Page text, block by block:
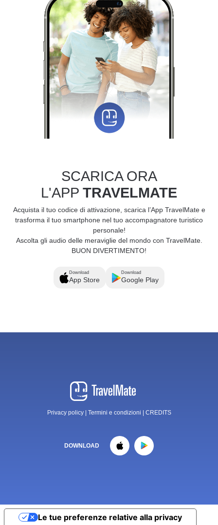
SCARICA ORA
L'APP TRAVELMATE
Acquista il tuo codice di attivazione, scarica l’App TravelMate e
trasforma il tuo smartphone nel tuo accompagnatore turistico
personale!
Ascolta gli audio delle meraviglie del mondo con TravelMate.
BUON DIVERTIMENTO!
Download
App Store
Download
Google Play
Privacy policy| Termini e condizioni CREDITS
DOWNLOAD
Le tue preferenze relative alla privacy